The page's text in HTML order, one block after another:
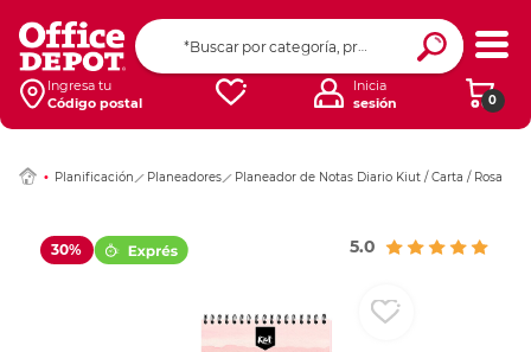
Ingresa tu
Código postal
0
Inicia
sesión
Planificación Planeadores Planeador de Notas Diario Kiut / Carta / Rosa
30% 5.0
Ingresar Codigo